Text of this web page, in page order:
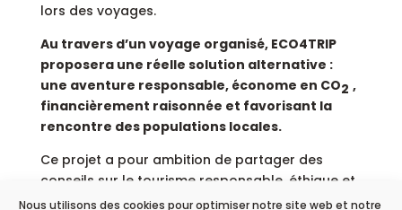
Nous utilisons des cookies pour optimiser notre site web et notre
lors des voyages.
Au travers d’un voyage organisé, ECO4TRIP
proposera une réelle solution alternative :
une aventure responsable, économe en CO2 ,
financièrement raisonnée et favorisant la
rencontre des populations locales.
Ce projet a pour ambition de partager des
conseils sur le tourisme responsable, éthique et
durable.